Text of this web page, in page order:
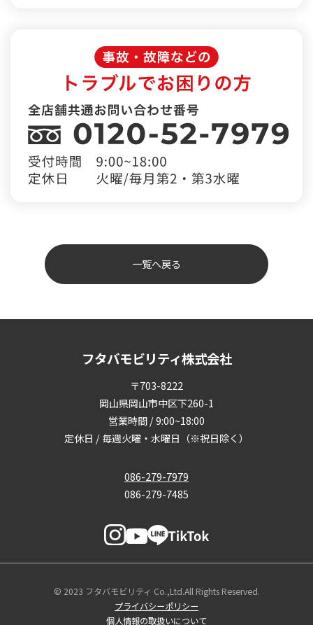
一覧へ戻る
フタバモビリティ株式会社
〒703-8222
岡山県岡山市中区下260-1
営業時間 / 9:00~18:00
定休日 / 毎週火曜・水曜日（※祝日除く）
086-279-7979
086-279-7485
© 2023 フタバモビリティ Co.,Ltd.All Rights Reserved.
プライバシーポリシー
個人情報の取扱いについて